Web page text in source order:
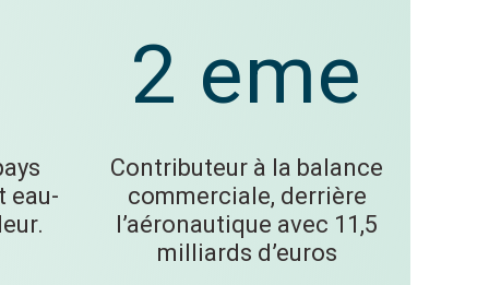
eau-
2 eme
Contributeur à la balance
commerciale, derrière
l’aéronautique avec 11,5
milliards d’euros